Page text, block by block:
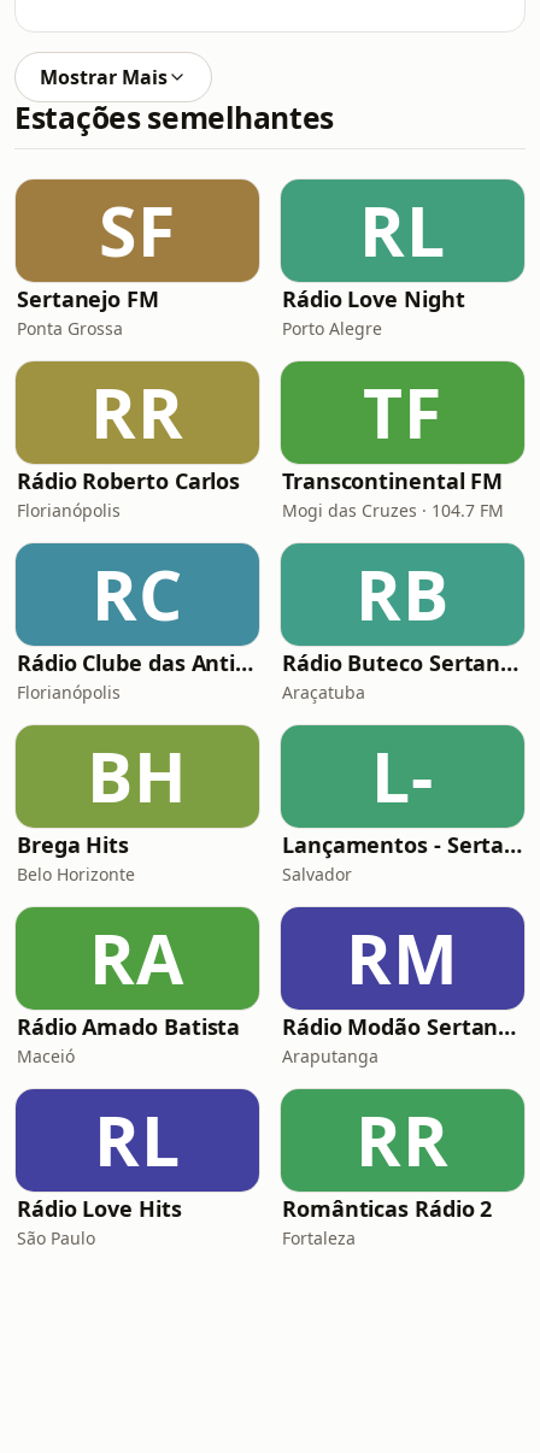
Mostrar Mais
Estações semelhantes
SF
Sertanejo FM
Ponta Grossa
RL
Rádio Love Night
Porto Alegre
RR
Rádio Roberto Carlos
Florianópolis
TF
Transcontinental FM
Mogi das Cruzes · 104.7 FM
RC
Rádio Clube das Antigas Floripa
Florianópolis
RB
Rádio Buteco Sertanejo
Araçatuba
BH
Brega Hits
Belo Horizonte
L-
Lançamentos - Sertanejo e Sofrência
Salvador
RA
Rádio Amado Batista
Maceió
RM
Rádio Modão Sertanejo
Araputanga
RL
Rádio Love Hits
São Paulo
RR
Românticas Rádio 2
Fortaleza